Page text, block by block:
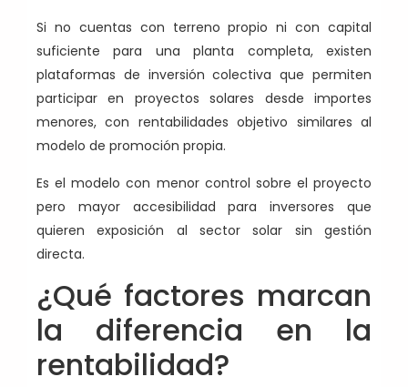
Si no cuentas con terreno propio ni con capital
suficiente para una planta completa, existen
plataformas de inversión colectiva que permiten
participar en proyectos solares desde importes
menores, con rentabilidades objetivo similares al
modelo de promoción propia.
Es el modelo con menor control sobre el proyecto
pero mayor accesibilidad para inversores que
quieren exposición al sector solar sin gestión
directa.
¿Qué factores marcan
la diferencia en la
rentabilidad?